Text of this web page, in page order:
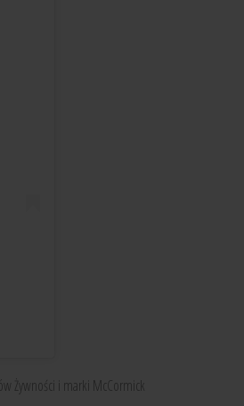
Żywności i marki McCormick